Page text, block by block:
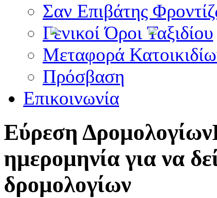
Σαν Επιβάτης
Γενικοί Όροι Ταξιδίου
Μεταφορά
Πρόσβαση
Επικοινωνία
Εύρεση Δρομολογίων
ημερομηνία για να
δρομολογίων